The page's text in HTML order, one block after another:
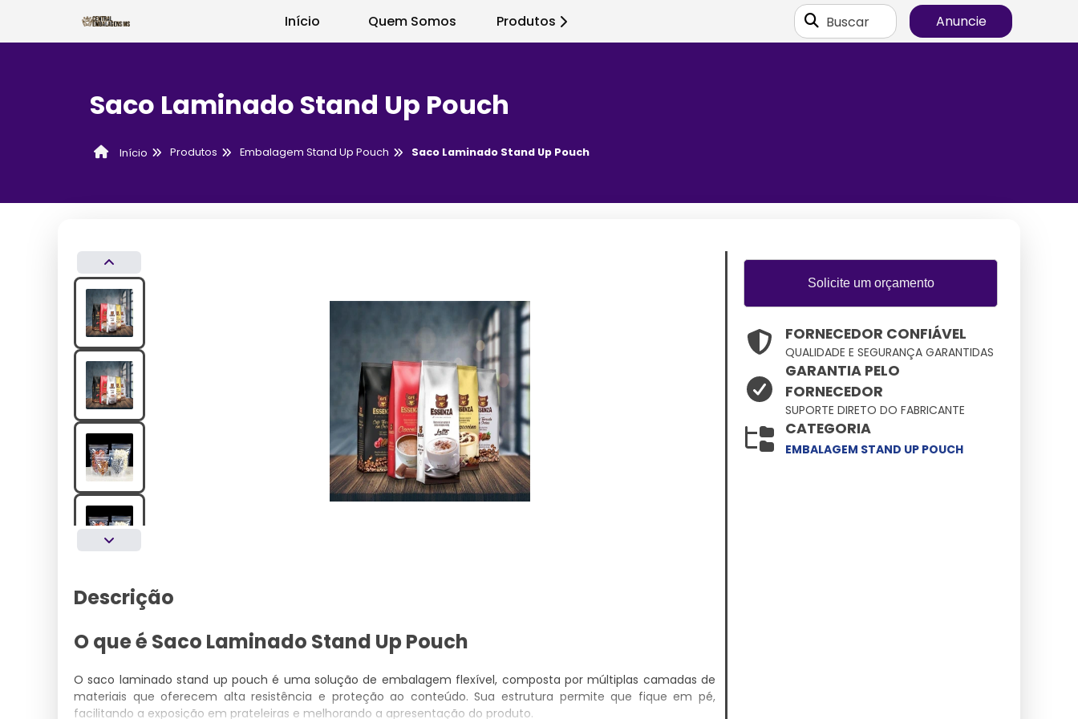
Início Quem Somos Produtos Buscar Anuncie
Saco Laminado Stand Up Pouch
Início Produtos Embalagem Stand Up Pouch Saco Laminado Stand Up Pouch
Descrição
O que é Saco Laminado Stand Up Pouch
O saco laminado stand up pouch é uma solução de embalagem flexível, composta por múltiplas camadas de
materiais que oferecem alta resistência e proteção ao conteúdo. Sua estrutura permite que fique em pé,
facilitando a exposição em prateleiras e melhorando a apresentação do produto.
Solicite um orçamento
FORNECEDOR CONFIÁVEL
QUALIDADE E SEGURANÇA GARANTIDAS
GARANTIA PELO
FORNECEDOR
SUPORTE DIRETO DO FABRICANTE
CATEGORIA
EMBALAGEM STAND UP POUCH